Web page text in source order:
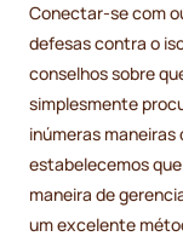
Conectar-se com
defesas contra o
conselhos sobre
simplesmente
inúmeras
estabelecemos
maneira de
um excelente